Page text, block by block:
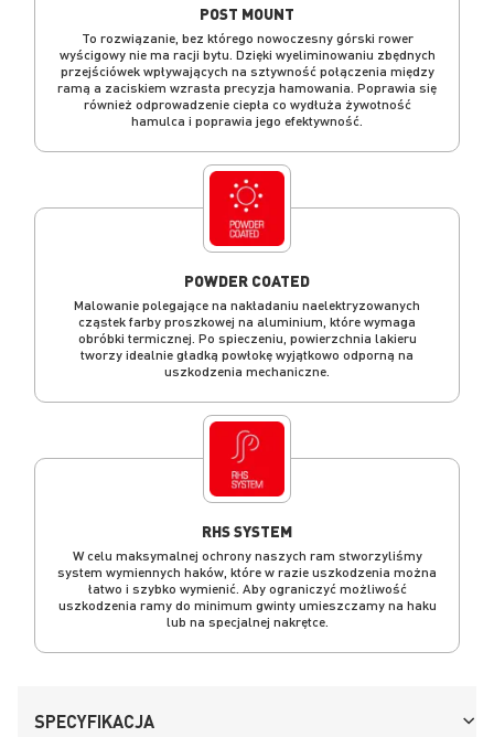
POST MOUNT
To rozwiązanie, bez którego nowoczesny górski rower
wyścigowy nie ma racji bytu. Dzięki wyeliminowaniu zbędnych
przejściówek wpływających na sztywność połączenia między
ramą a zaciskiem wzrasta precyzja hamowania. Poprawia się
również odprowadzenie ciepła co wydłuża żywotność
hamulca i poprawia jego efektywność.
POWDER COATED
Malowanie polegające na nakładaniu naelektryzowanych
cząstek farby proszkowej na aluminium, które wymaga
obróbki termicznej. Po spieczeniu, powierzchnia lakieru
tworzy idealnie gładką powłokę wyjątkowo odporną na
uszkodzenia mechaniczne.
RHS SYSTEM
W celu maksymalnej ochrony naszych ram stworzyliśmy
system wymiennych haków, które w razie uszkodzenia można
łatwo i szybko wymienić. Aby ograniczyć możliwość
uszkodzenia ramy do minimum gwinty umieszczamy na haku
lub na specjalnej nakrętce.
SPECYFIKACJA